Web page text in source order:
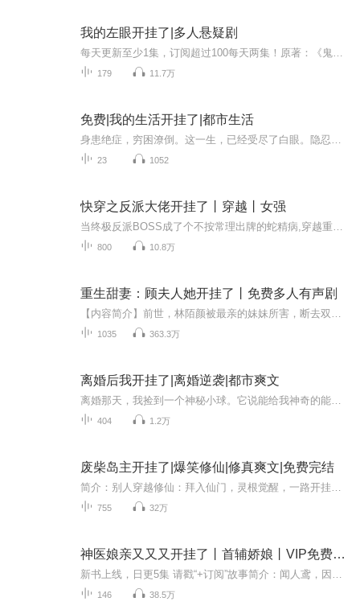
我的左眼开挂了|多人悬疑剧
179 11.7万
免费|我的生活开挂了|都市生活
23 1052
快穿之反派大佬开挂了丨穿越丨女强
800 10.8万
重生甜妻：顾夫人她开挂了丨免费多人有声剧
1035 363.3万
离婚后我开挂了|离婚逆袭|都市爽文
404 1.2万
废柴岛主开挂了|爆笑修仙|修真爽文|免费完结
755 32万
神医娘亲又又又开挂了丨首辅娇娘丨VIP免费丨多人剧
146 38.5万